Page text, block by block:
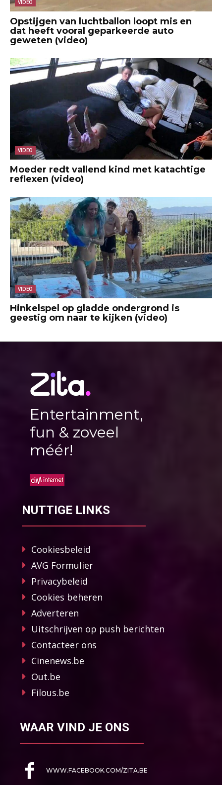
VIDEO
Opstijgen van luchtballon loopt mis en
dat heeft vooral geparkeerde auto
geweten (video)
VIDEO
Moeder redt vallend kind met katachtige
reflexen (video)
VIDEO
Hinkelspel op gladde ondergrond is
geestig om naar te kijken (video)
Entertainment,
fun & zoveel
méér!
NUTTIGE LINKS
Cookiesbeleid
AVG Formulier
Privacybeleid
Cookies beheren
Adverteren
Uitschrijven op push berichten
Contacteer ons
Cinenews.be
Out.be
Filous.be
WAAR VIND JE ONS
WWW.FACEBOOK.COM/ZITA.BE